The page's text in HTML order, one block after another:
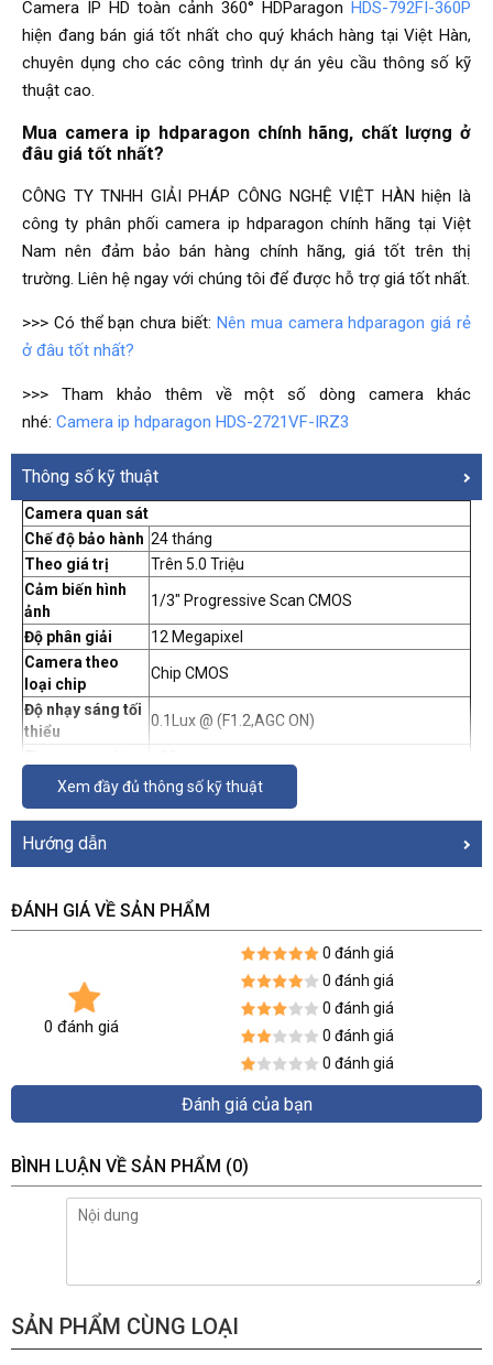
Camera IP HD toàn cảnh 360° HDParagon HDS-792FI-360P
hiện đang bán giá tốt nhất cho quý khách hàng tại Việt Hàn,
chuyên dụng cho các công trình dự án yêu cầu thông số kỹ
thuật cao.
Mua camera ip hdparagon chính hãng, chất lượng ở
đâu giá tốt nhất?
CÔNG TY TNHH GIẢI PHÁP CÔNG NGHỆ VIỆT HÀN hiện là
công ty phân phối camera ip hdparagon chính hãng tại Việt
Nam nên đảm bảo bán hàng chính hãng, giá tốt trên thị
trường. Liên hệ ngay với chúng tôi để được hỗ trợ giá tốt nhất.
>>> Có thể bạn chưa biết: Nên mua camera hdparagon giá rẻ
ở đâu tốt nhất?
>>> Tham khảo thêm về một số dòng camera khác
nhé: Camera ip hdparagon HDS-2721VF-IRZ3
Thông số kỹ thuật
Camera quan sát
Chế độ bảo hành 24 tháng
Theo giá trị
Trên 5.0 Triệu
Cảm biến hình
ảnh
1/3" Progressive Scan CMOS
Độ phân giải
12 Megapixel
Camera theo
loại chip
Chip CMOS
Độ nhạy sáng tối
thiểu
0.1Lux @ (F1.2,AGC ON)
Độ Zoom kỹ
thuật số
Không có
Hỗ trợ lưu trữ
Xem đầy đủ thông số kỹ thuật
Hướng dẫn
ĐÁNH GIÁ VỀ SẢN PHẨM
0 đánh giá
0 đánh giá
0 đánh giá
0 đánh giá
0 đánh giá
0 đánh giá
Đánh giá của bạn
BÌNH LUẬN VỀ SẢN PHẨM (0)
SẢN PHẨM CÙNG LOẠI